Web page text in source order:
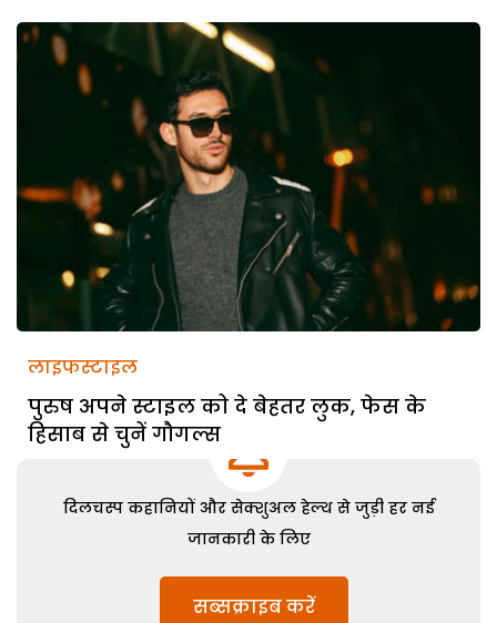
लाइफस्टाइल
पुरुष अपने स्टाइल को दे बेहतर लुक, फेस के
हिसाब से चुनें गौगल्स
दिलचस्प कहानियों और सेक्शुअल हेल्थ से जुड़ी हर नई
जानकारी के लिए
सब्सक्राइब करें